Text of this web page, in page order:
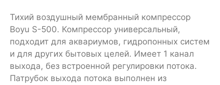
Тихий воздушный мембранный компрессор
Boyu S-500. Компрессор универсальный,
подходит для аквариумов, гидропонных систем
и для других бытовых целей. Имеет 1 канал
выхода, без встроенной регулировки потока.
Патрубок выхода потока выполнен из